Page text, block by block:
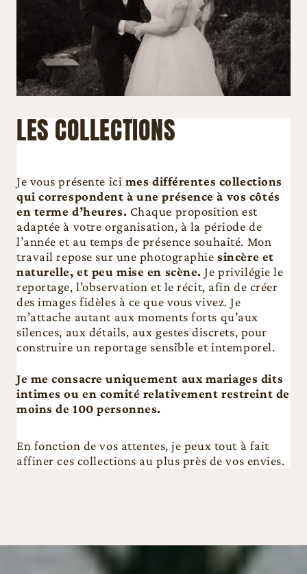
LES COLLECTIONS
Je vous présente ici mes différentes collections
qui correspondent à une présence à vos côtés
en terme d’heures. Chaque proposition est
adaptée à votre organisation, à la période de
l’année et au temps de présence souhaité. Mon
travail repose sur une photographiesincère et
naturelle, et peu mise en scène. Je privilégie le
reportage, l’observation et le récit, afin de créer
des images fidèles à ce que vous vivez. Je
m’attache autant aux moments forts qu’aux
silences, aux détails, aux gestes discrets, pour
construire un reportage sensible et intemporel.
Je me consacre uniquement aux mariages dits
intimes ou en comité relativement restreint de
moins de 100 personnes.
En fonction de vos attentes, je peux tout à fait
affiner ces collections au plus près de vos envies.